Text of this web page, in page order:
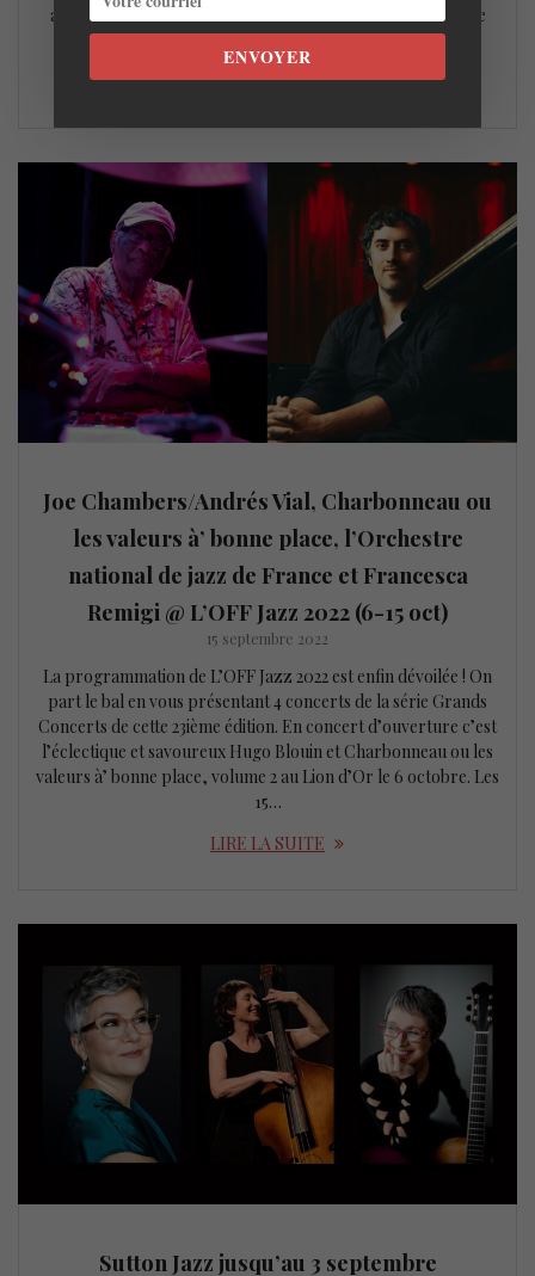
autres. Le 9 octobre au Centre PHI c’est un plateau double
avec le Jean Pierre Zanella 4tet et le groupe…
LIRE LA SUITE
Joe Chambers/Andrés Vial, Charbonneau ou
les valeurs à’ bonne place, l’Orchestre
national de jazz de France et Francesca
Remigi @ L’OFF Jazz 2022 (6-15 oct)
15 septembre 2022
La programmation de L’OFF Jazz 2022 est enfin dévoilée ! On
part le bal en vous présentant 4 concerts de la série Grands
Concerts de cette 23ième édition. En concert d’ouverture c’est
l’éclectique et savoureux Hugo Blouin et Charbonneau ou les
valeurs à’ bonne place, volume 2 au Lion d’Or le 6 octobre. Les
15…
LIRE LA SUITE
Sutton Jazz jusqu’au 3 septembre
ENVOYER